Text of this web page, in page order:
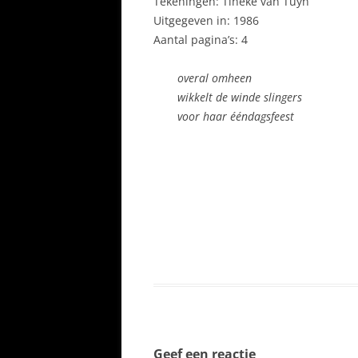
Uitgegeven in: 1986
Aantal pagina’s: 4
overal omheen
wikkelt de winde slingers
voor haar ééndagsfeest
Geef een reactie